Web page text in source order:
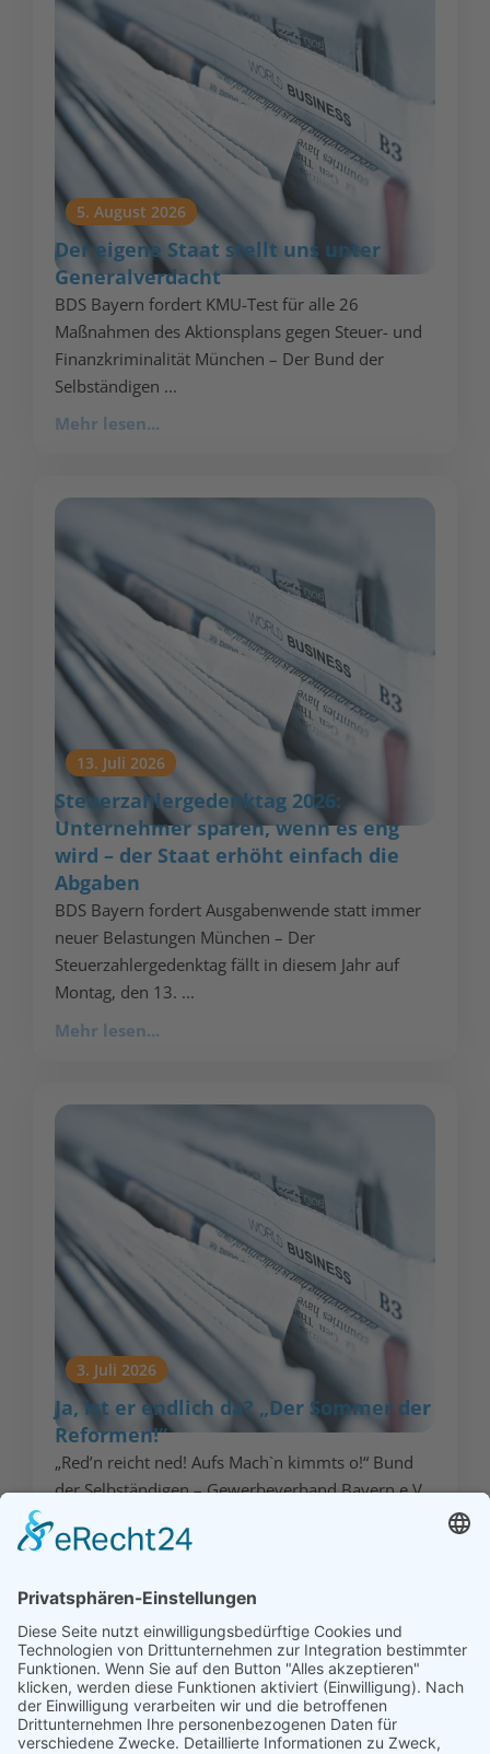
5. August 2026
Der eigene Staat stellt uns unter
Generalverdacht
BDS Bayern fordert KMU-Test für alle 26
Maßnahmen des Aktionsplans gegen Steuer- und
Finanzkriminalität München – Der Bund der
Selbständigen ...
Mehr lesen...
13. Juli 2026
Steuerzahlergedenktag 2026:
Unternehmer sparen, wenn es eng
wird – der Staat erhöht einfach die
Abgaben
BDS Bayern fordert Ausgabenwende statt immer
neuer Belastungen München – Der
Steuerzahlergedenktag fällt in diesem Jahr auf
Montag, den 13. ...
Mehr lesen...
3. Juli 2026
Ja, ist er endlich da? „Der Sommer der
Reformen!“
„Red’n reicht ned! Aufs Mach`n kimmts o!“ Bund
der Selbständigen – Gewerbeverband Bayern e.V.
Mehr lesen...